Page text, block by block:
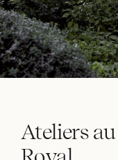
Ateliers au